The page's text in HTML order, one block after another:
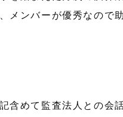
メンバーが優秀なので
含めて監査法人との会